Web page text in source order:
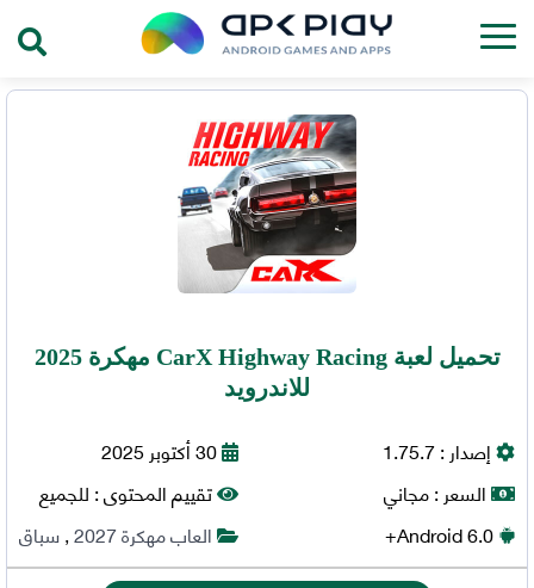
تحميل لعبة CarX Highway Racing مهكرة 2025
للاندرويد
إصدار :1.75.7
السعر :مجاني
Android6.0+
30 أكتوبر 2025
تقييم المحتوى :للجميع
العاب مهكرة 2027
,سباق